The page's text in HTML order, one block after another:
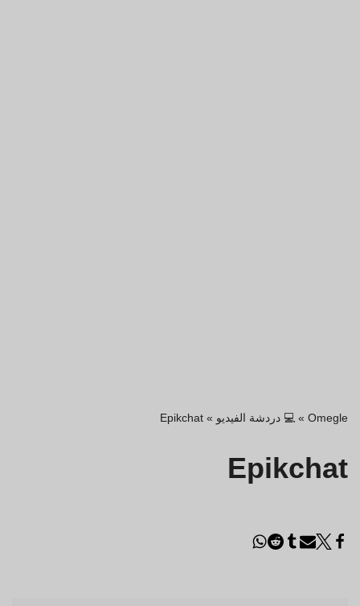
Omegle
» 💻 دردشة الفيديو »
Epikchat
Epikchat